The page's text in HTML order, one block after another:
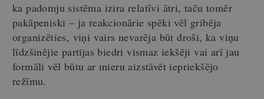
ka padomju sistēma izira relatīvi ātri, taču tomēr
pakāpeniski – ja reakcionārie spēki vēl gribēja
organizēties, viņi vairs nevarēja būt droši, ka viņu
līdzšinējie partijas biedri vismaz iekšēji vai arī jau
formāli vēl būtu ar mieru aizstāvēt iepriekšējo
režīmu.